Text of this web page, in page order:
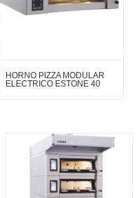
HORNO PIZZA MODULAR
ELECTRICO ESTONE 40